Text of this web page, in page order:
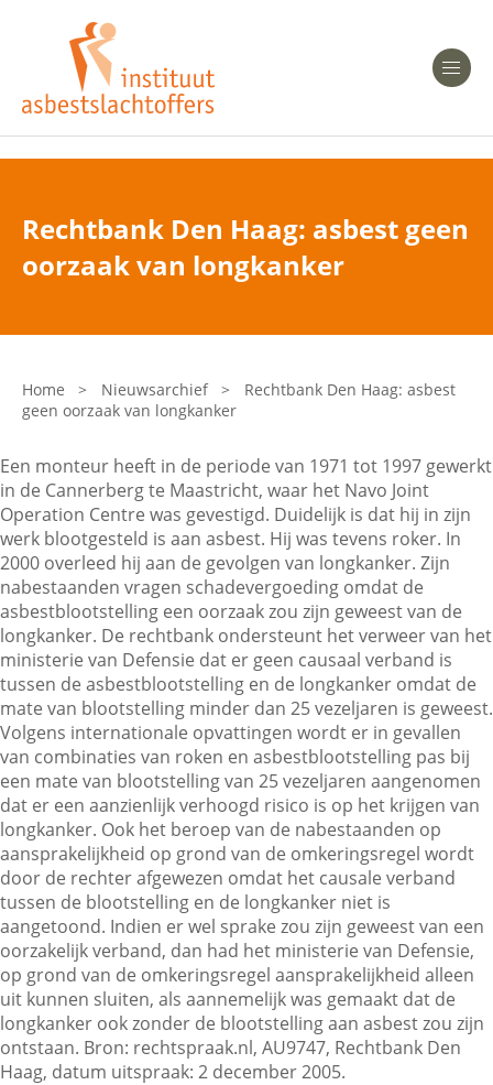
Heeft u Mesothelioom?
Heeft u Asbestose?
Bent u arts?
Asbest en Gezondheid
Laatste nieuws
Onze organisatie
Veelgestelde vragen
Contactgegevens
Zoeken
Rechtbank Den Haag: asbest geen
oorzaak van longkanker
Home > Nieuwsarchief >
Rechtbank Den Haag: asbest
geen oorzaak van longkanker
Een monteur heeft in de periode van 1971 tot 1997 gewerkt
in de Cannerberg te Maastricht, waar het Navo Joint
Operation Centre was gevestigd. Duidelijk is dat hij in zijn
werk blootgesteld is aan asbest. Hij was tevens roker. In
2000 overleed hij aan de gevolgen van longkanker. Zijn
nabestaanden vragen schadevergoeding omdat de
asbestblootstelling een oorzaak zou zijn geweest van de
longkanker. De rechtbank ondersteunt het verweer van het
ministerie van Defensie dat er geen causaal verband is
tussen de asbestblootstelling en de longkanker omdat de
mate van blootstelling minder dan 25 vezeljaren is geweest.
Volgens internationale opvattingen wordt er in gevallen
van combinaties van roken en asbestblootstelling pas bij
een mate van blootstelling van 25 vezeljaren aangenomen
dat er een aanzienlijk verhoogd risico is op het krijgen van
longkanker. Ook het beroep van de nabestaanden op
aansprakelijkheid op grond van de omkeringsregel wordt
door de rechter afgewezen omdat het causale verband
tussen de blootstelling en de longkanker niet is
aangetoond. Indien er wel sprake zou zijn geweest van een
oorzakelijk verband, dan had het ministerie van Defensie,
op grond van de omkeringsregel aansprakelijkheid alleen
uit kunnen sluiten, als aannemelijk was gemaakt dat de
longkanker ook zonder de blootstelling aan asbest zou zijn
ontstaan. Bron: rechtspraak.nl, AU9747, Rechtbank Den
Haag, datum uitspraak: 2 december 2005.